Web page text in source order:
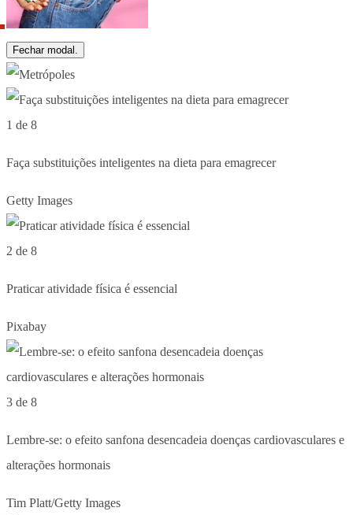
Fechar modal.
1 de 8
Faça substituições inteligentes na dieta para emagrecer
Getty Images
2 de 8
Praticar atividade física é essencial
Pixabay
3 de 8
Lembre-se: o efeito sanfona desencadeia doenças cardiovasculares e
alterações hormonais
Tim Platt/Getty Images